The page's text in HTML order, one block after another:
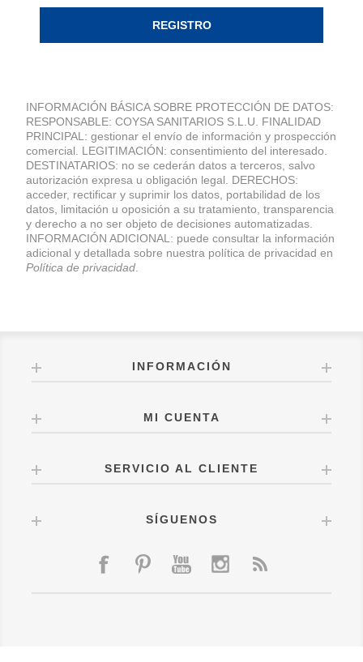
REGISTRO
INFORMACIÓN BÁSICA SOBRE PROTECCIÓN DE DATOS:
RESPONSABLE: COYSA SANITARIOS S.L.U. FINALIDAD
PRINCIPAL: gestionar el envío de información y prospección
comercial. LEGITIMACIÓN: consentimiento del interesado.
DESTINATARIOS: no se cederán datos a terceros, salvo
autorización expresa u obligación legal. DERECHOS:
acceder, rectificar y suprimir los datos, portabilidad de los
datos, limitación u oposición a su tratamiento, transparencia
y derecho a no ser objeto de decisiones automatizadas.
INFORMACIÓN ADICIONAL: puede consultar la información
adicional y detallada sobre nuestra política de privacidad en
Política de privacidad
INFORMACIÓN
MI CUENTA
SERVICIO AL CLIENTE
SÍGUENOS